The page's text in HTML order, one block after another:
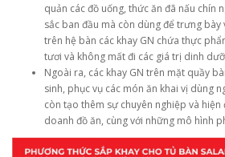
quản các đồ uống, thức ăn đã nấu chín
sắc ban đầu mà còn dùng để trưng
trên hệ bàn các khay GN chứa thực
tươi và không mất đi các giá trị dinh
Ngoài ra, các khay GN trên mặt quầy
sinh, phục vụ các món ăn khai vị dùng
còn tạo thêm sự chuyên nghiệp và hiện
doanh đồ ăn, cùng với những mô hình